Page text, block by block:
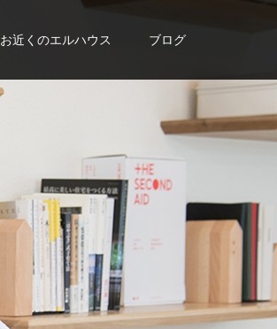
お近くのエルハウス ブログ